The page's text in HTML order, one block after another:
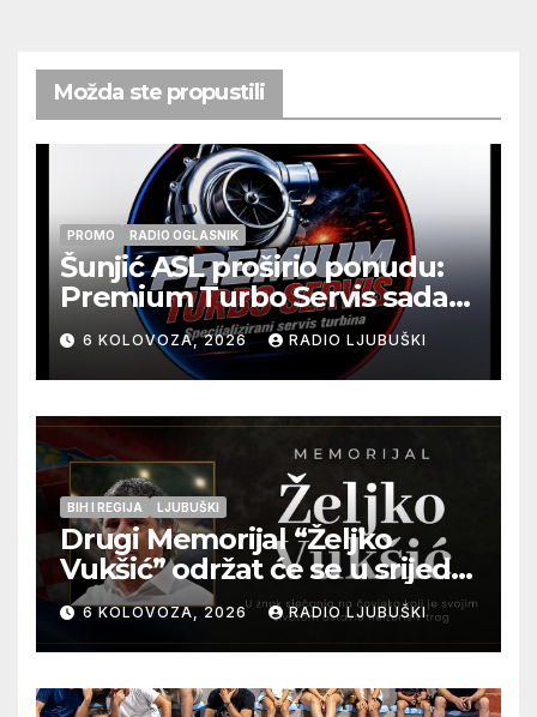
Možda ste propustili
PROMO RADIO OGLASNIK
Šunjić ASL proširio ponudu:
Premium Turbo Servis sada
na jednoj adresi u Ljubuškom
6 KOLOVOZA, 2026 RADIO LJUBUŠKI
BIH I REGIJA LJUBUŠKI
Drugi Memorijal “Željko
Vukšić” održat će se u srijedu
12. kolovoza u Otoku
6 KOLOVOZA, 2026 RADIO LJUBUŠKI